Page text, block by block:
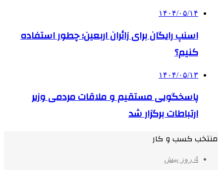
۱۴۰۴/۰۵/۱۴
اسنپ رایگان برای زائران اربعین؛ چطور استفاده
کنیم؟
۱۴۰۴/۰۵/۱۳
پاسخگویی مستقیم و ملاقات مردمی وزیر
ارتباطات برگزار شد
منتخب کسب و کار
4 روز پیش